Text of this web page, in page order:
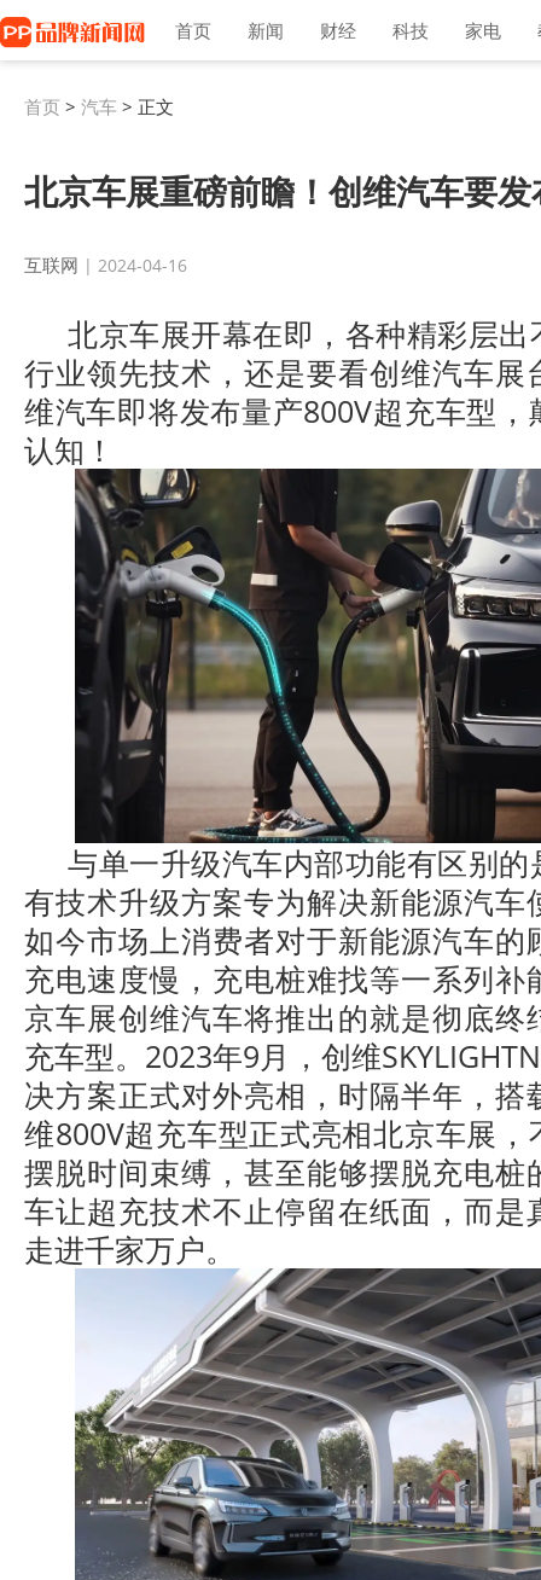
首页 新闻 财经 科技 家电
首页 > 汽车 > 正文
北京车展重磅前瞻！创维汽车要
互联网 | 2024-04-16
北京车展开幕在即，各种精彩层
行业领先技术，还是要看创维汽车展
维汽车即将发布量产800V超充车型
认知！
与单一升级汽车内部功能有区别
有技术升级方案专为解决新能源汽车
如今市场上消费者对于新能源汽车的
充电速度慢，充电桩难找等一系列补
京车展创维汽车将推出的就是彻底终
充车型。2023年9月，创维
决方案正式对外亮相，时隔半年，搭
维800V超充车型正式亮相北京车展
摆脱时间束缚，甚至能够摆脱充电桩
车让超充技术不止停留在纸面，而是
走进千家万户。